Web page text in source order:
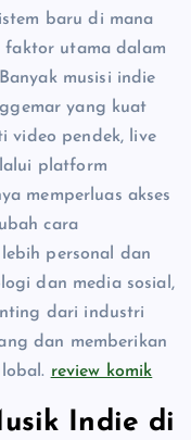
baru di mana
faktor utama dalam
musisi indie
yang kuat
video pendek, live
platform
memperluas akses
cara
personal dan
dan media sosial,
dari industri
dan memberikan
review komik
Indie di